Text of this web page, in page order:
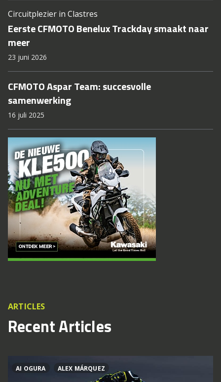
Circuitplezier in Clastres
Eerste CFMOTO Benelux Trackday smaakt naar
meer
23 juni 2026
CFMOTO Aspar Team: succesvolle
samenwerking
16 juli 2025
ARTICLES
Recent Articles
AI OGURA ALEX MÁRQUEZ